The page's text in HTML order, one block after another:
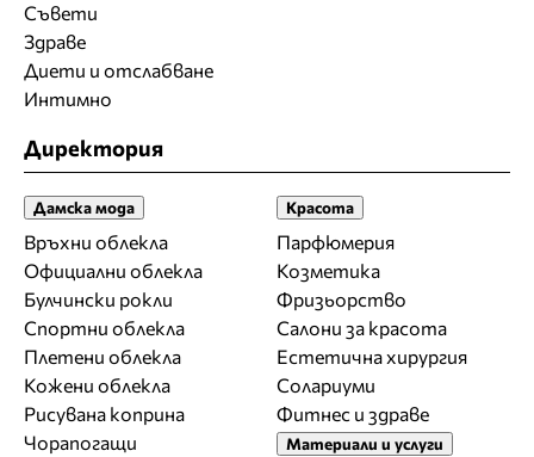
Съвети
Здраве
Диети и отслабване
Интимно
Директория
Дамска мода
Връхни облекла
Официални облекла
Булчински рокли
Спортни облекла
Плетени облекла
Кожени облекла
Рисувана коприна
Чорапогащи
Красота
Парфюмерия
Козметика
Фризьорство
Салони за красота
Естетична хирургия
Солариуми
Фитнес и здраве
Материали и услуги